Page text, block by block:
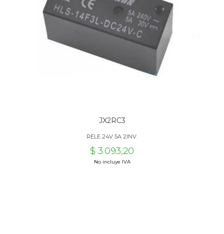
JX2RC3
RELE 24V 5A 2INV.
$ 3.093,20
No incluye IVA